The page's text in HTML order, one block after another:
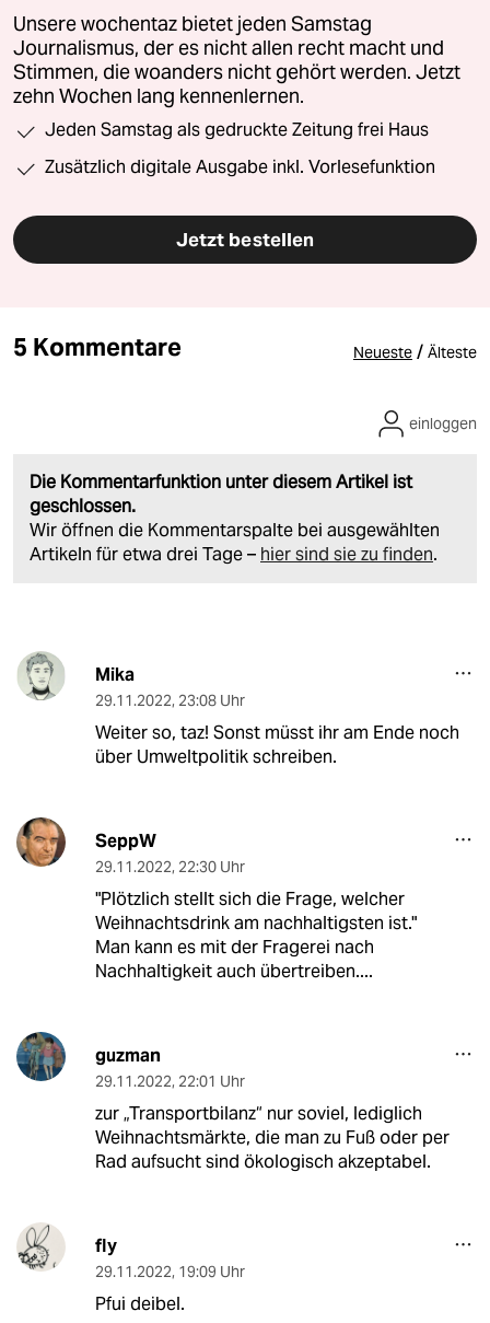
Unsere wochentaz bietet jeden Samstag
Journalismus, der es nicht allen recht macht und
Stimmen, die woanders nicht gehört werden. Jetzt
zehn Wochen lang kennenlernen.
Jeden Samstag als gedruckte Zeitung frei Haus
Zusätzlich digitale Ausgabe inkl. Vorlesefunktion
Jetzt bestellen
5 Kommentare Neueste / Älteste
Die Kommentarfunktion unter diesem Artikel ist
geschlossen.
Wir öffnen die Kommentarspalte bei ausgewählten
Artikeln für etwa drei Tage – hier sind sie zu finden.
einloggen
Mika
29.11.2022, 23:08 Uhr
Weiter so, taz! Sonst müsst ihr am Ende noch
über Umweltpolitik schreiben.
SeppW
29.11.2022, 22:30 Uhr
"Plötzlich stellt sich die Frage, welcher
Weihnachtsdrink am nachhaltigsten ist."
Man kann es mit der Fragerei nach
Nachhaltigkeit auch übertreiben....
guzman
29.11.2022, 22:01 Uhr
zur „Transportbilanz“ nur soviel, lediglich
Weihnachtsmärkte, die man zu Fuß oder per
Rad aufsucht sind ökologisch akzeptabel.
fly
29.11.2022, 19:09 Uhr
Pfui deibel.